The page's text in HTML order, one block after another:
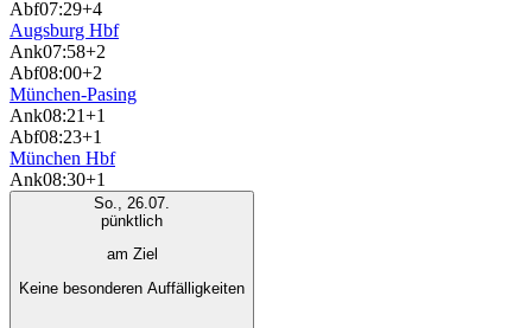
Abf07:29+4
Augsburg Hbf
Ank07:58+2
Abf08:00+2
München-Pasing
Ank08:21+1
Abf08:23+1
München Hbf
Ank08:30+1
So., 26.07.
pünktlich
am Ziel
Keine besonderen Auffälligkeiten